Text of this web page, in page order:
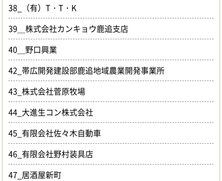
38_（有）T・T・K
39＿株式会社カンキョウ鹿追支店
40＿野口興業
42_帯広開発建設部鹿追地域農業開発事業所
43_株式会社菅原牧場
44_大進生コン株式会社
45_有限会社佐々木自動車
46_有限会社野村装具店
47_居酒屋新町